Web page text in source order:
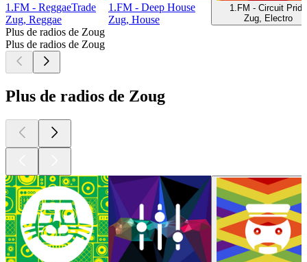
1.FM - ReggaeTrade
Zug, Reggae
1.FM - Deep House
Zug, House
1.FM - Circuit Pride
Zug, Electro
Plus de radios de Zoug
Plus de radios de Zoug
Plus de radios de Zoug